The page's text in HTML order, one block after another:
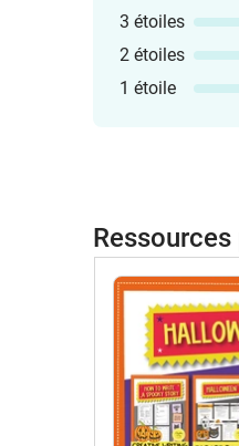
3 étoiles
2 étoiles
1 étoile